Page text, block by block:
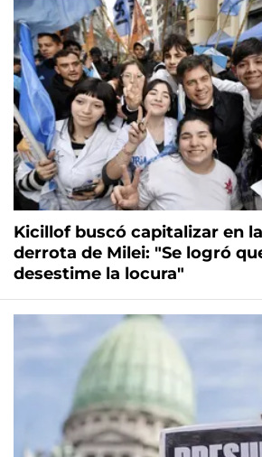
Kicillof buscó capitalizar en
derrota de Milei: "Se logró
desestime la locura"